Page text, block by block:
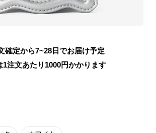
確定から7~28日でお届け予定
1注文あたり 1000円かかります